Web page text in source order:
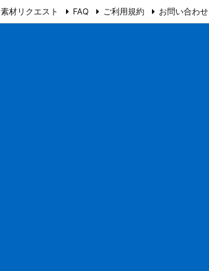
素材リクエスト FAQ ご利用規約 お問い合わせ